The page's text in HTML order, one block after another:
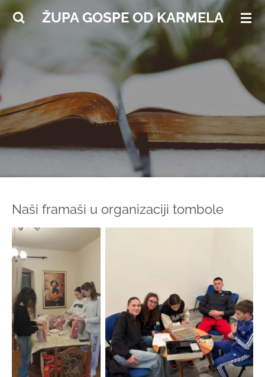
Skip
to
ŽUPA GOSPE OD KARMELA
Naši framaši u organizaciji tombole